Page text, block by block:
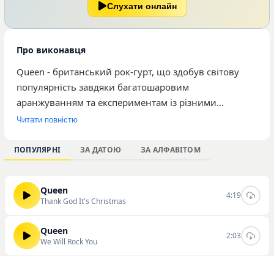
Слухати онлайн
Про виконавця
Queen - британський рок-гурт, що здобув світову
популярність завдяки багатошаровим
аранжуванням та експериментам із різними
музичними напрямками. У каталозі нашого порталу
набрали понад 9 353 прослуховування. Серед
найбільш популярних треків користувачі часто
Christmas, динамічну Ride The Wild Wind та відомий
мікс There Must Be More To Life Than This. Музика
гурту орієнтована на широке коло слухачів, які
цінують якісне студійне звучання та складні
Читати повністю
ПОПУЛЯРНІ ЗА ДАТОЮ ЗА АЛФАВІТОМ
Queen
Thank God It's Christmas
4:19
Queen
We Will Rock You
2:03